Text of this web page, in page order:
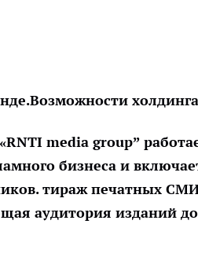
Возможности
media group”
бизнеса и
тираж печатных
аудитория изданий